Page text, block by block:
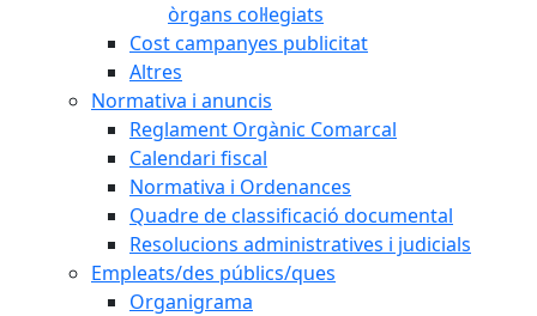
òrgans col·legiats
Cost campanyes publicitat
Altres
Normativa i anuncis
Reglament Orgànic Comarcal
Calendari fiscal
Normativa i Ordenances
Quadre de classificació documental
Resolucions administratives i judicials
Empleats/des públics/ques
Organigrama